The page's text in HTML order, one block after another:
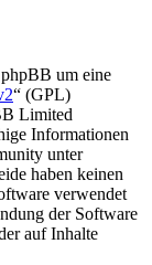
um eine
“ (GPL)
Limited
Informationen
unter
haben keinen
verwendet
der Software
auf Inhalte